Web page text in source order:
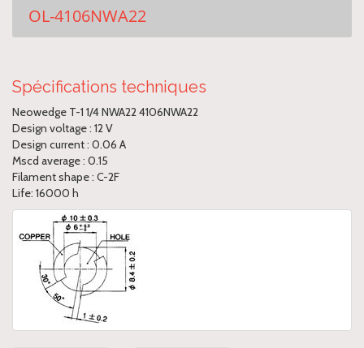
OL-4106NWA22
Spécifications techniques
Neowedge T-1 1/4 NWA22 4106NWA22
Design voltage : 12 V
Design current : 0.06 A
Mscd average : 0.15
Filament shape : C-2F
Life: 16000 h